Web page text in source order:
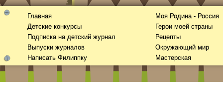
Главная
Детские конкурсы
Подписка на детский журнал
Выпуски журналов
Написать Филиппку
Моя Родина - Россия
Герои моей страны
Рецепты
Окружающий мир
Мастерская